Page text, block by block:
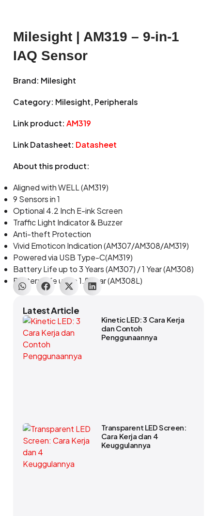
Milesight | AM319 – 9-in-1
IAQ Sensor
Brand: Milesight
Category: Milesight, Peripherals
Link product: AM319
Link Datasheet: Datasheet
About this product:
Aligned with WELL (AM319)
9 Sensors in 1
Optional 4.2 Inch E-ink Screen
Traffic Light Indicator & Buzzer
Anti-theft Protection
Vivid Emoticon Indication (AM307/AM308/AM319)
Powered via USB Type-C(AM319)
Battery Life up to 3 Years (AM307) / 1 Year (AM308)
Battery Life up to 1.5 Year (AM308L)
Latest Article
Kinetic LED: 3 Cara Kerja
dan Contoh
Penggunaannya
Transparent LED Screen:
Cara Kerja dan 4
Keuggulannya